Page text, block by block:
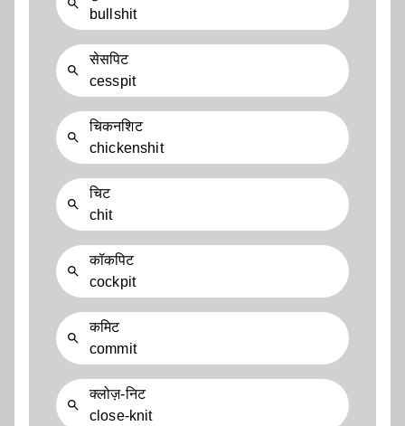
bullshit
सेसपिट
cesspit
चिकनशिट
chickenshit
चिट
chit
कॉकपिट
cockpit
कमिट
commit
क्लोज़-निट
close-knit